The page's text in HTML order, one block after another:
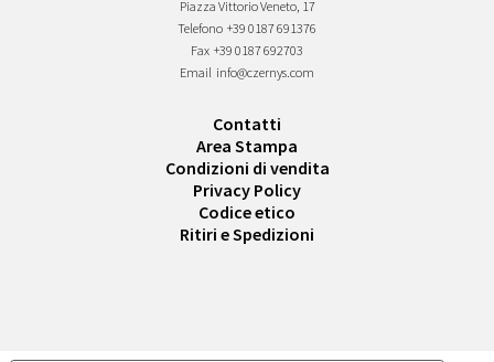
Piazza Vittorio Veneto, 17
Telefono +39 0187 691376
Fax +39 0187 692703
Email info@czernys.com
Contatti
Area Stampa
Condizioni di vendita
Privacy Policy
Codice etico
Ritiri e Spedizioni